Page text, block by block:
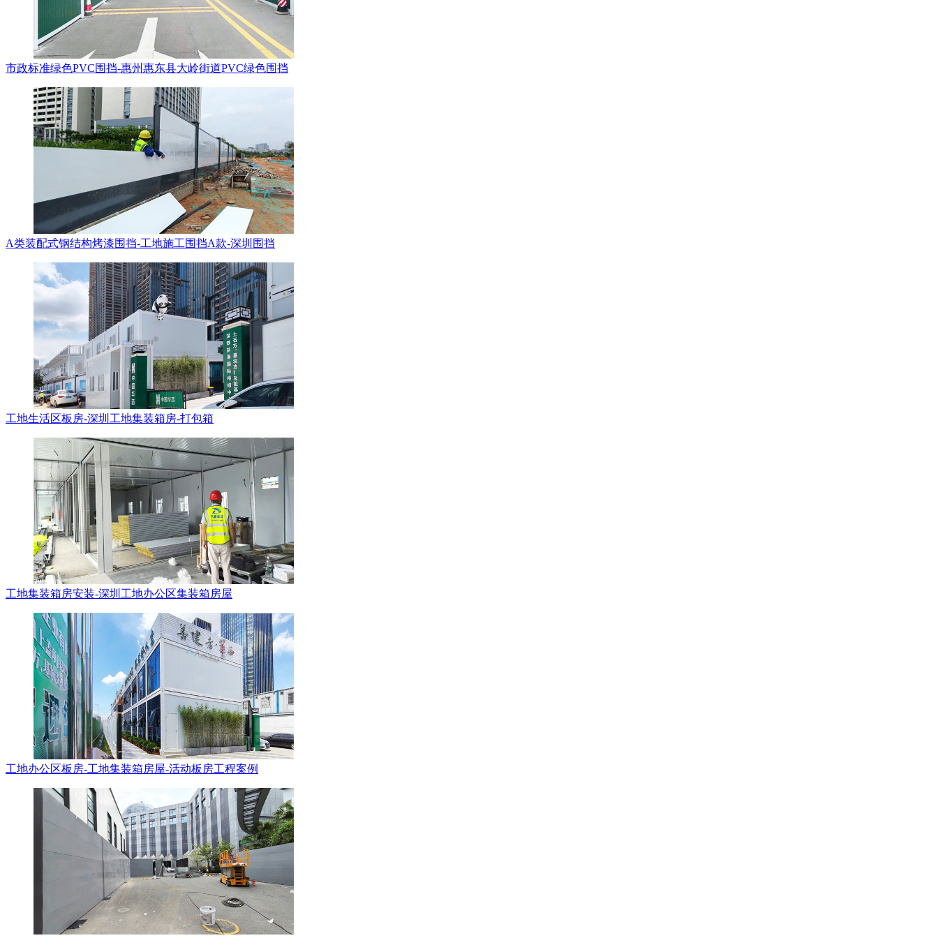
市政标准绿色PVC围挡-惠州惠东县大岭街道PVC绿色围挡
A类装配式钢结构烤漆围挡-工地施工围挡A款-深圳围挡
工地生活区板房-深圳工地集装箱房-打包箱
工地集装箱房安装-深圳工地办公区集装箱房屋
工地办公区板房-工地集装箱房屋-活动板房工程案例